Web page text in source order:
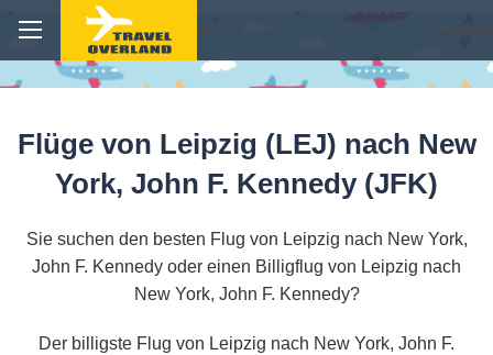
Flüge von Leipzig (LEJ) nach New
York, John F. Kennedy (JFK)
Sie suchen den besten Flug von Leipzig nach New York,
John F. Kennedy oder einen Billigflug von Leipzig nach
New York, John F. Kennedy?
Der billigste Flug von Leipzig nach New York, John F.